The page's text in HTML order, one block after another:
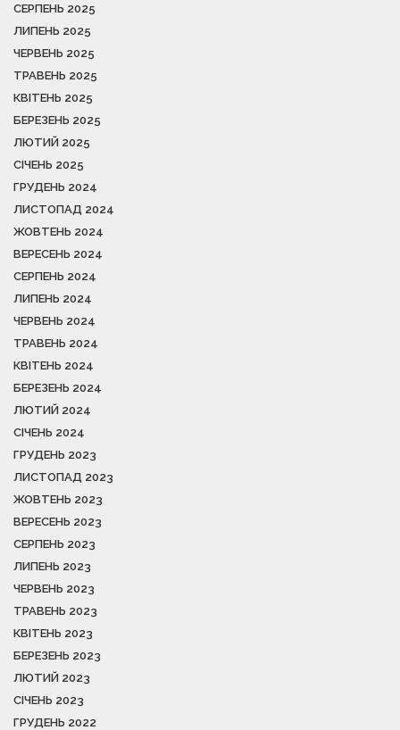
СЕРПЕНЬ 2025
ЛИПЕНЬ 2025
ЧЕРВЕНЬ 2025
ТРАВЕНЬ 2025
КВІТЕНЬ 2025
БЕРЕЗЕНЬ 2025
ЛЮТИЙ 2025
СІЧЕНЬ 2025
ГРУДЕНЬ 2024
ЛИСТОПАД 2024
ЖОВТЕНЬ 2024
ВЕРЕСЕНЬ 2024
СЕРПЕНЬ 2024
ЛИПЕНЬ 2024
ЧЕРВЕНЬ 2024
ТРАВЕНЬ 2024
КВІТЕНЬ 2024
БЕРЕЗЕНЬ 2024
ЛЮТИЙ 2024
СІЧЕНЬ 2024
ГРУДЕНЬ 2023
ЛИСТОПАД 2023
ЖОВТЕНЬ 2023
ВЕРЕСЕНЬ 2023
СЕРПЕНЬ 2023
ЛИПЕНЬ 2023
ЧЕРВЕНЬ 2023
ТРАВЕНЬ 2023
КВІТЕНЬ 2023
БЕРЕЗЕНЬ 2023
ЛЮТИЙ 2023
СІЧЕНЬ 2023
ГРУДЕНЬ 2022